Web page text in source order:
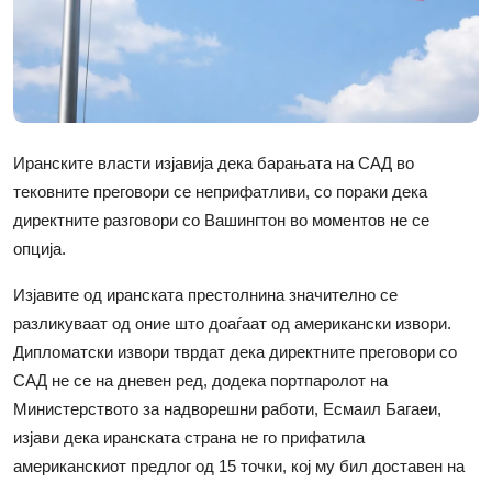
Иранските власти изјавија дека барањата на САД во
тековните преговори се неприфатливи, со пораки дека
директните разговори со Вашингтон во моментов не се
опција.
Изјавите од иранската престолнина значително се
разликуваат од оние што доаѓаат од американски извори.
Дипломатски извори тврдат дека директните преговори со
САД не се на дневен ред, додека портпаролот на
Министерството за надворешни работи, Есмаил Багаеи,
изјави дека иранската страна не го прифатила
американскиот предлог од 15 точки, кој му бил доставен на